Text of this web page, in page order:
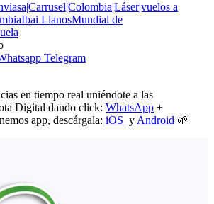
a
Ibai LlanosMundial de
Telegram
en tiempo real uniéndote a las
Digital dando click: WhatsApp +
app, descárgala: iOS y Android 🌱